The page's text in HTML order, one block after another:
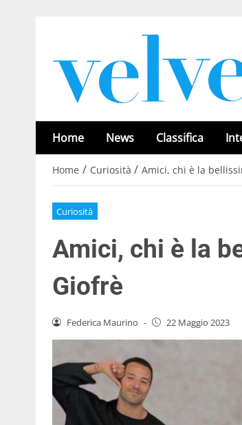
Home News Classifica
Home / Curiosità / Amici, chi è la
Curiosità
Amici, chi è la
Giofrè
Federica Maurino - 22 Maggio 2023